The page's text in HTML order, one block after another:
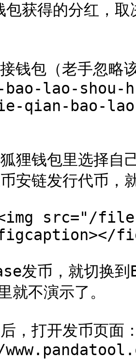
钱包（老手
lao-
qian-bao-
狸钱包里选择自
安链发行代币，
src="/files/
发币，就切换
就不演示了。
，打开发币页面